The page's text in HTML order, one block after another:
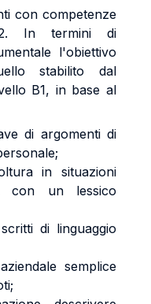
con competenze
In termini di
l'obiettivo
stabilito dal
B1, in base al
di argomenti di
in situazioni
con un lessico
di linguaggio
semplice